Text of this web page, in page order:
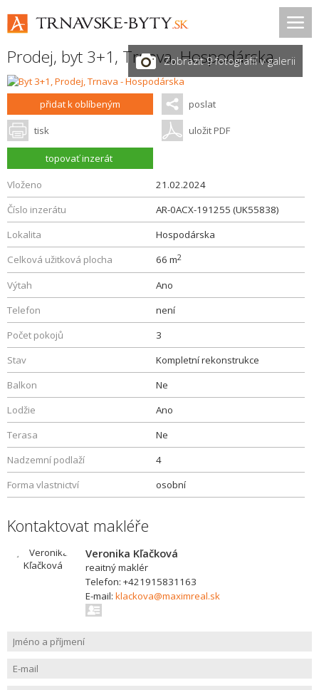
Prodej, byt 3+1, Trnava,Hospodárska
Zobrazit 9 fotografií v galerii
přidat k oblíbeným poslat
tisk uložit PDF
topovať inzerát
Vloženo
21.02.2024
Číslo inzerátu
AR-0ACX-191255 (UK55838)
Lokalita
Hospodárska
Celková užitková plocha
66 m2
Výtah
Ano
Telefon
není
Počet pokojů
3
Stav
Kompletní rekonstrukce
Balkon
Ne
Lodžie
Ano
Terasa
Ne
Nadzemní podlaží
4
Forma vlastnictví
osobní
Kontaktovat makléře
Veronika Kľačková
reaitný maklér
Telefon: +421915831163
E-mail: klackova@maximreal.sk